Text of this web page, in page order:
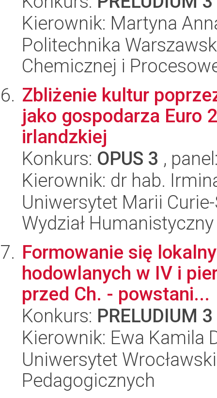
Kierownik: Martyna
Politechnika
Chemicznej i
Zbliżenie kultur
jako gospodarza Euro
irlandzkiej
Konkurs: OPUS 3 ,
Kierownik: dr hab.
Uniwersytet Marii
Wydział Humanistyczny
Formowanie się
hodowlanych w IV i
przed Ch. - powstani...
Konkurs: PRELUDIUM 3
Kierownik: Ewa Kamila
Uniwersytet
Pedagogicznych